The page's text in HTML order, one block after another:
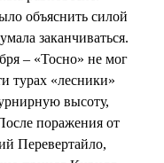
объяснить силой
заканчиваться.
– «Тосно» не мог
турах «лесники»
высоту,
поражения от
Перевертайло,